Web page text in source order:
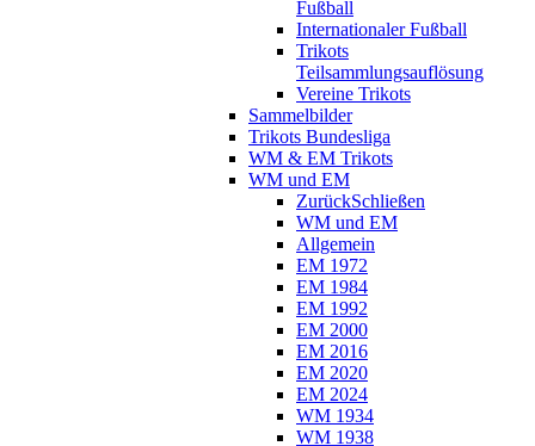
Fußball
Internationaler Fußball
Trikots
Teilsammlungsauflösung
Vereine Trikots
Sammelbilder
Trikots Bundesliga
WM & EM Trikots
WM und EM
ZurückSchließen
WM und EM
Allgemein
EM 1972
EM 1984
EM 1992
EM 2000
EM 2016
EM 2020
EM 2024
WM 1934
WM 1938